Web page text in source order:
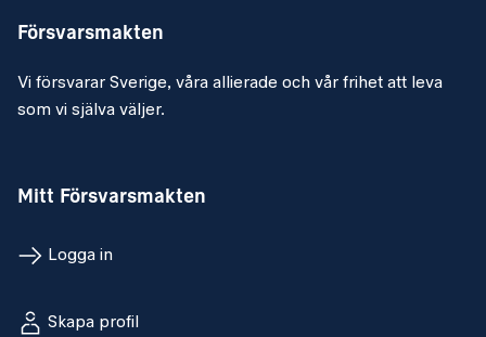
Försvarsmakten
Vi försvarar Sverige, våra allierade och vår frihet att leva
som vi själva väljer.
Mitt Försvarsmakten
Logga in
Skapa profil